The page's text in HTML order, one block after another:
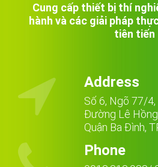
Cung cấp thiết bị thí
hành và các giải pháp
tiên tiến
 Address
Số 6, Ngõ 77/
Đường Lê
Quận Ba Đình,
Phone